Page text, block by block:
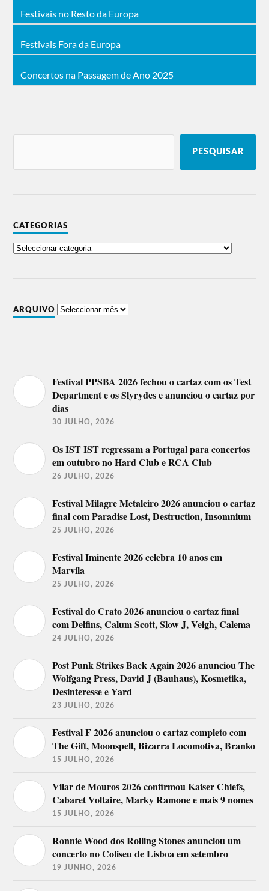
Festivais no Resto da Europa
Festivais Fora da Europa
Concertos na Passagem de Ano 2025
PESQUISAR
CATEGORIAS
ARQUIVO
Festival PPSBA 2026 fechou o cartaz com os Test
Department e os Slyrydes e anunciou o cartaz por
dias
30 JULHO, 2026
Os IST IST regressam a Portugal para concertos
em outubro no Hard Club e RCA Club
26 JULHO, 2026
Festival Milagre Metaleiro 2026 anunciou o cartaz
final com Paradise Lost, Destruction, Insomnium
25 JULHO, 2026
Festival Iminente 2026 celebra 10 anos em
Marvila
25 JULHO, 2026
Festival do Crato 2026 anunciou o cartaz final
com Delfins, Calum Scott, Slow J, Veigh, Calema
24 JULHO, 2026
Post Punk Strikes Back Again 2026 anunciou The
Wolfgang Press, David J (Bauhaus), Kosmetika,
Desinteresse e Yard
23 JULHO, 2026
Festival F 2026 anunciou o cartaz completo com
The Gift, Moonspell, Bizarra Locomotiva, Branko
15 JULHO, 2026
Vilar de Mouros 2026 confirmou Kaiser Chiefs,
Cabaret Voltaire, Marky Ramone e mais 9 nomes
15 JULHO, 2026
Ronnie Wood dos Rolling Stones anunciou um
concerto no Coliseu de Lisboa em setembro
19 JUNHO, 2026